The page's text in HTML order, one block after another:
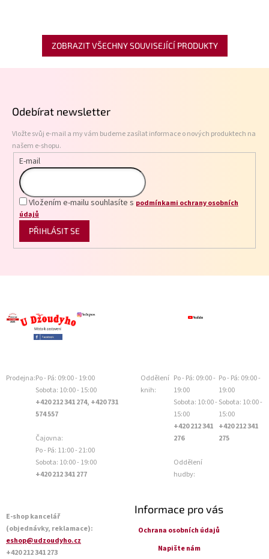
ZOBRAZIT VŠECHNY SOUVISEJÍCÍ PRODUKTY
Odebírat newsletter
Vložte svůj e-mail a my vám budeme zasílat informace o nových produktech na
našem e-shopu.
E-mail
Vložením e-mailu souhlasíte s podmínkami ochrany osobních
údajů
PŘIHLÁSIT SE
Prodejna:Po - Pá: 09:00 - 19:00
Sobota: 10:00 - 15:00
+420 212 341 274, +420 731
574 557
Čajovna:
Po - Pá: 11:00 - 21:00
Sobota: 10:00 - 19:00
+420 212 341 277
Oddělení
knih:
Po - Pá: 09:00 -
19:00
Sobota: 10:00 -
15:00
+420 212 341
276
Oddělení
hudby:
Po - Pá: 09:00 -
19:00
Sobota: 10:00 -
15:00
+420 212 341
275
E-shop kancelář
(objednávky, reklamace):
eshop@udzoudyho.cz
+420 212 341 273
Informace pro vás
Ochrana osobních údajů
Napište nám